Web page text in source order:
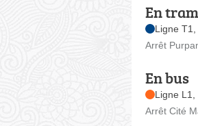
En tram
Ligne
Arrêt
En bus
Ligne L1,
Arrêt Cité